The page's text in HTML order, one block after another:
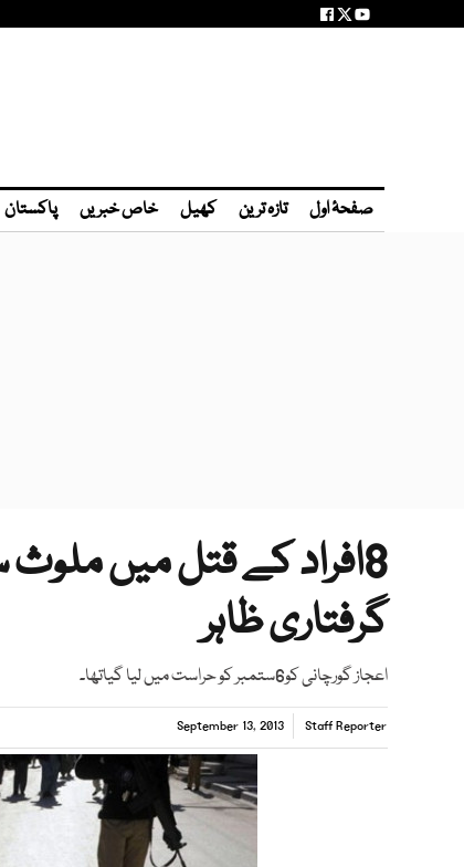
صفحۂ اول تازہ ترین کھیل خاص خبریں پاکستان
8افراد کے قتل میں
گرفتاری ظاہر
اعجاز گورچانی کو6ستمبر کو حراست میں لیا گیاتھا۔
Staff Reporter
September 13, 2013